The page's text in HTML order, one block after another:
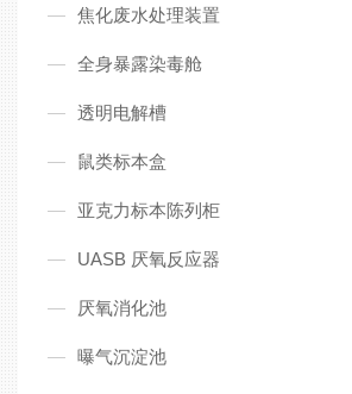
焦化废水处理装置
全身暴露染毒舱
透明电解槽
鼠类标本盒
亚克力标本陈列柜
UASB 厌氧反应器
厌氧消化池
曝气沉淀池